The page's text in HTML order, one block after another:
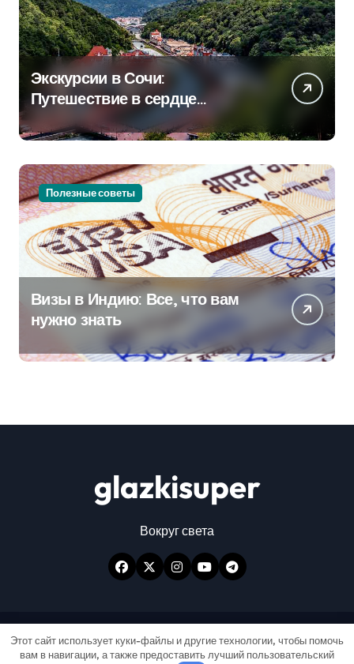
Экскурсии в Сочи:
Путешествие в сердце
Черноморского курорта
Полезные советы
Визы в Индию: Все, что вам
нужно знать
glazkisuper
Вокруг света
Авторские права © Все права защищены|
Этот сайт использует куки-файлы и другие технологии, чтобы помочь
вам в навигации, а также предоставить лучший пользовательский